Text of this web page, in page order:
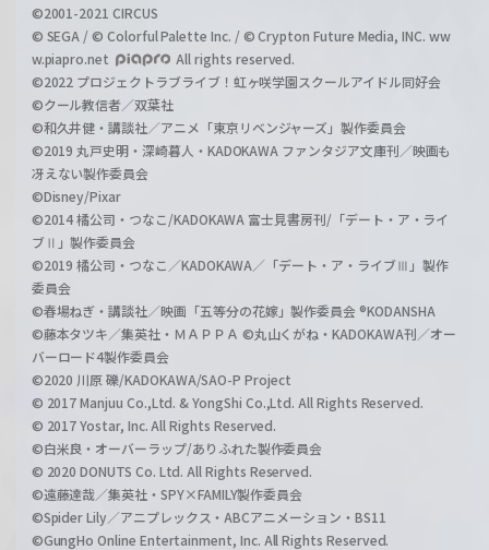
©2001-2021 CIRCUS
© SEGA / © Colorful Palette Inc. / © Crypton Future Media, INC. ww
w.piapro.net
All rights reserved.
©2022 プロジェクトラブライブ！虹ヶ咲学園スクールアイドル同好会
©クール教信者／双葉社
©和久井健・講談社／アニメ「東京リベンジャーズ」製作委員会
©2019 丸戸史明・深崎暮人・KADOKAWA ファンタジア文庫刊／映画も
冴えない製作委員会
©Disney/Pixar
©2014 橘公司・つなこ/KADOKAWA 富士見書房刊/「デート・ア・ライ
ブⅡ」製作委員会
©2019 橘公司・つなこ／KADOKAWA／「デート・ア・ライブⅢ」製作
委員会
©春場ねぎ・講談社／映画「五等分の花嫁」製作委員会 ®KODANSHA
©藤本タツキ／集英社・ＭＡＰＰＡ ©丸山くがね・KADOKAWA刊／オー
バーロード4製作委員会
©2020 川原 礫/KADOKAWA/SAO-P Project
© 2017 Manjuu Co.,Ltd. & YongShi Co.,Ltd. All Rights Reserved.
© 2017 Yostar, Inc. All Rights Reserved.
©白米良・オーバーラップ/ありふれた製作委員会
© 2020 DONUTS Co. Ltd. All Rights Reserved.
©遠藤達哉／集英社・SPY×FAMILY製作委員会
©Spider Lily／アニプレックス・ABCアニメーション・BS11
©GungHo Online Entertainment, Inc. All Rights Reserved.